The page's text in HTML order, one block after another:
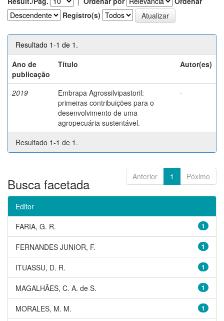
Registro(s)
Resultado 1-1 de 1.
Ano de
publicação
Título Autor(es)
2019
Embrapa Agrossilvipastoril:
primeiras contribuições para o
desenvolvimento de uma
agropecuária sustentável.
-
Resultado 1-1 de 1.
Anterior 1 Póximo
Busca facetada
Editor
1
FARIA, G. R.
1
FERNANDES JUNIOR, F.
1
ITUASSU, D. R.
1
MAGALHÃES, C. A. de S.
1
MORALES, M. M.